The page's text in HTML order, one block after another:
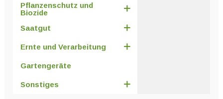
Pflanzenschutz und
Biozide
Saatgut
Ernte und Verarbeitung
Gartengeräte
Sonstiges